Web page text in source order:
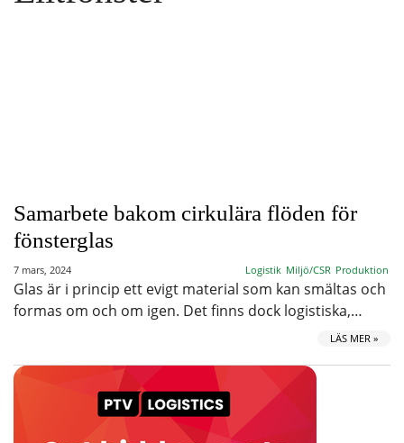
Samarbete bakom cirkulära flöden för
fönsterglas
7 mars, 2024 Logistik Miljö/CSR Produktion
Glas är i princip ett evigt material som kan smältas och
formas om och om igen. Det finns dock logistiska,…
LÄS MER »